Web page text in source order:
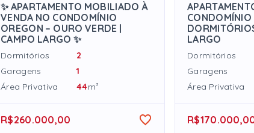
✨ APARTAMENTO MOBILIADO À
VENDA NO CONDOMÍNIO
OREGON – OURO VERDE |
CAMPO LARGO ✨
Dormitórios
2
Garagens
1
Área Privativa
44m²
R$260.000,00
CONDOMÍNIO
LARGO
Dormitórios
Garagens
Área Privativa